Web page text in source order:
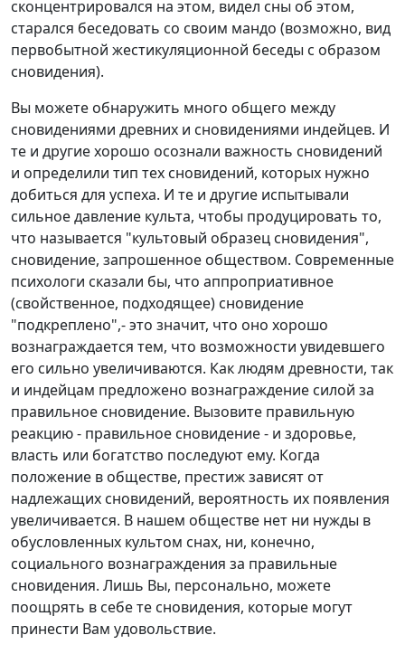
сконцентрировался на этом, видел сны об этом,
старался беседовать со своим мандо (возможно, вид
первобытной жестикуляционной беседы с образом
сновидения).
Вы можете обнаружить много общего между
сновидениями древних и сновидениями индейцев. И
те и другие хорошо осознали важность сновидений
и определили тип тех сновидений, которых нужно
добиться для успеха. И те и другие испытывали
сильное давление культа, чтобы продуцировать то,
что называется "культовый образец сновидения",
сновидение, запрошенное обществом. Современные
психологи сказали бы, что аппроприативное
(свойственное, подходящее) сновидение
"подкреплено",- это значит, что оно хорошо
вознаграждается тем, что возможности увидевшего
его сильно увеличиваются. Как людям древности, так
и индейцам предложено вознаграждение силой за
правильное сновидение. Вызовите правильную
реакцию - правильное сновидение - и здоровье,
власть или богатство последуют ему. Когда
положение в обществе, престиж зависят от
надлежащих сновидений, вероятность их появления
увеличивается. В нашем обществе нет ни нужды в
обусловленных культом снах, ни, конечно,
социального вознаграждения за правильные
сновидения. Лишь Вы, персонально, можете
поощрять в себе те сновидения, которые могут
принести Вам удовольствие.